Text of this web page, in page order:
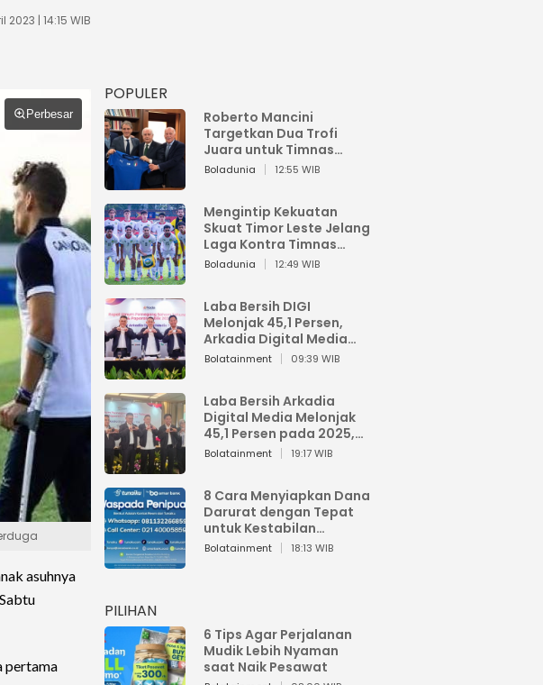
2023 | 14:15 WIB
Perbesar
asuhnya
pertama
POPULER
Roberto Mancini
Targetkan Dua Trofi
Juara untuk Timnas
Italia
Boladunia 12:55 WIB
Mengintip Kekuatan
Skuat Timor Leste Jelang
Laga Kontra Timnas
Indonesia di Piala AFF
Boladunia 12:49 WIB
Laba Bersih DIGI
Melonjak 45,1 Persen,
Arkadia Digital Media
Perkuat Bisnis AI dan
Bolatainment 09:39 WIB
Laba Bersih Arkadia
Digital Media Melonjak
45,1 Persen pada 2025,
Sentuh Rp1,76 Miliar
Bolatainment 19:17 WIB
8 Cara Menyiapkan Dana
Darurat dengan Tepat
untuk Kestabilan
Keuangan
Bolatainment 18:13 WIB
PILIHAN
6 Tips Agar Perjalanan
Mudik Lebih Nyaman
saat Naik Pesawat